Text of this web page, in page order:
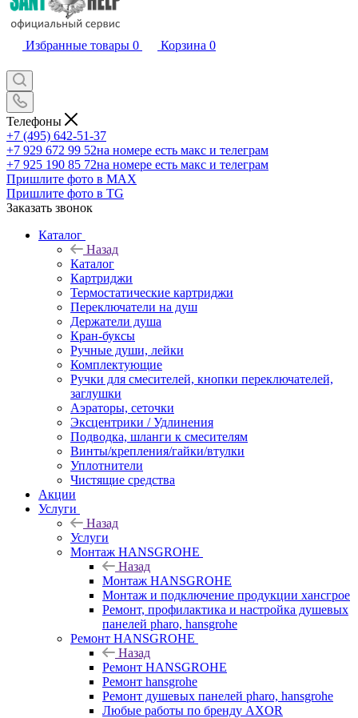
Избранные товары 0 Корзина 0
Телефоны
+7 (495) 642-51-37
+7 929 672 99 52на номере есть макс и телеграм
+7 925 190 85 72на номере есть макс и телеграм
Пришлите фото в MAX
Пришлите фото в TG
Заказать звонок
Каталог
Назад
Каталог
Картриджи
Термостатические картриджи
Переключатели на душ
Держатели душа
Кран-буксы
Ручные души, лейки
Комплектующие
Ручки для смесителей, кнопки переключателей,
заглушки
Аэраторы, сеточки
Эксцентрики / Удлинения
Подводка, шланги к смесителям
Винты/крепления/гайки/втулки
Уплотнители
Чистящие средства
Акции
Услуги
Назад
Услуги
Монтаж HANSGROHE
Назад
Монтаж HANSGROHE
Монтаж и подключение продукции хансгрое
Ремонт, профилактика и настройка душевых
панелей pharo, hansgrohe
Ремонт HANSGROHE
Назад
Ремонт HANSGROHE
Ремонт hansgrohe
Ремонт душевых панелей pharo, hansgrohe
Любые работы по бренду AXOR